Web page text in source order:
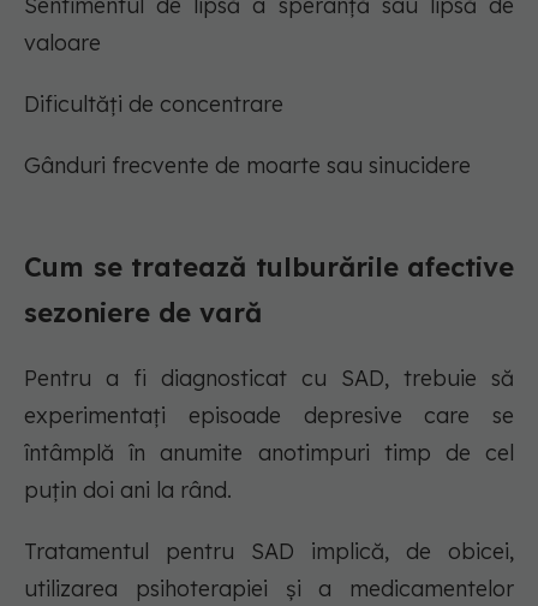
Sentimentul de lipsă a speranță sau lipsă de
valoare
Dificultăți de concentrare
Gânduri frecvente de moarte sau sinucidere
Cum se tratează tulburările afective
sezoniere de vară
Pentru a fi diagnosticat cu SAD, trebuie să
experimentați episoade depresive care se
întâmplă în anumite anotimpuri timp de cel
puțin doi ani la rând.
Tratamentul pentru SAD implică, de obicei,
utilizarea psihoterapiei și a medicamentelor